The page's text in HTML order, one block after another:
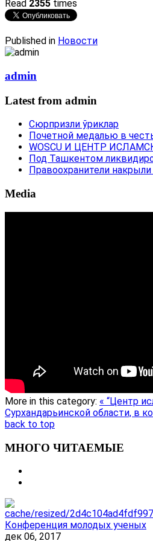
Read 2355 times
Published in Новости
admin
Latest from admin
Сюрпризли ўриклар
Почетной медалью в
WOSCU И ЦЕНТР
Под Ташкентом
Правоохранители
Media
More in this category: « “Центр
Сурхандарьинской области, в
back to top
МНОГО ЧИТАЕМЫЕ
Конференция молодых ученых
дек 06, 2017